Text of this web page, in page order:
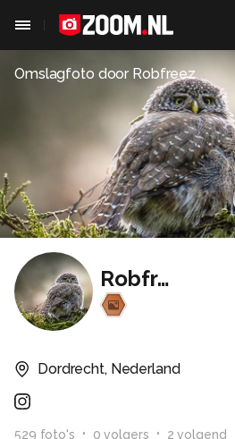
Omslagfoto door Robfreez
Robfreez
Dordrecht, Nederland
529 foto's 0 volgers 2 volgend